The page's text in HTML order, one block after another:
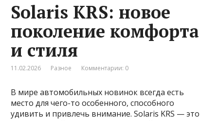
Solaris KRS: новое
поколение комфорта
и стиля
11.02.2026 Разное Комментарии: 0
В мире автомобильных новинок всегда есть
место для чего-то особенного, способного
удивить и привлечь внимание. Solaris KRS — это